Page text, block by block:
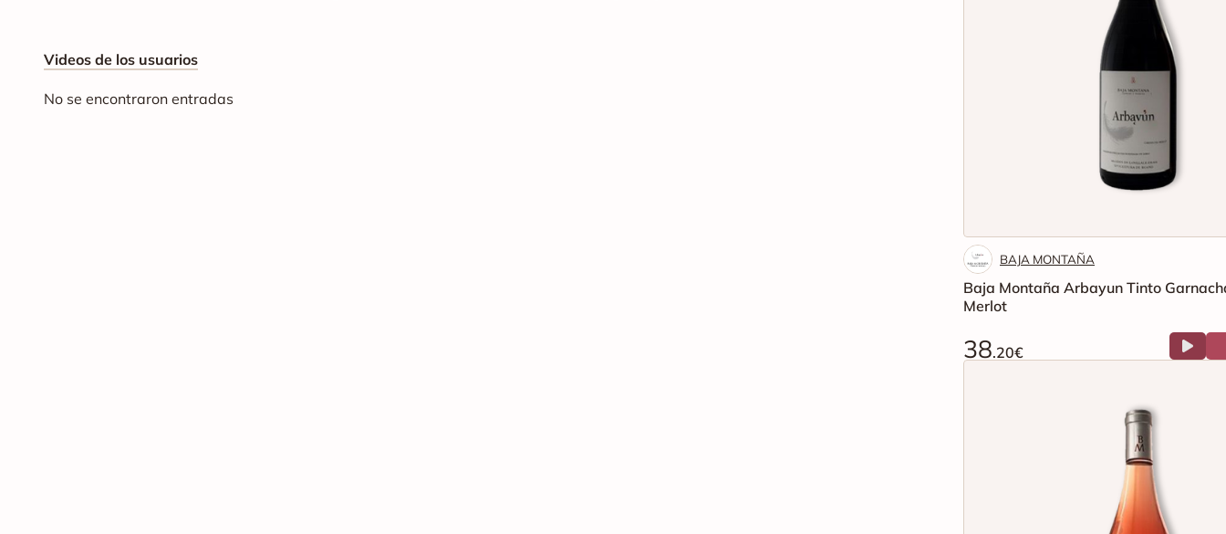
Videos de los usuarios
No se encontraron entradas
BAJA MONTAÑA
Baja Montaña Arbayun Tinto
Merlot
38.20€